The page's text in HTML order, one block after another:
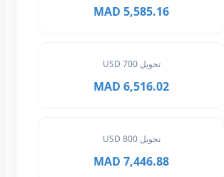
5,585.16 MAD
تحويل 700 USD
6,516.02 MAD
تحويل 800 USD
7,446.88 MAD